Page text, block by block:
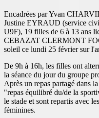
Encadrées par Yvan
Justine EYRAUD (service
U9F), 19 filles de 6 à 13 ans
CEBAZAT CLERMONT
soleil ce lundi 25 février sur
De 9h à 16h, les filles ont
la séance du jour du groupe
Après un repas partagé dans
"repas équilibré du/de la
le stade et sont repartis avec
féminines.